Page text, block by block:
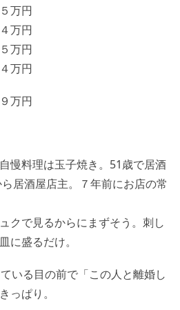
円
円
円
円
円
慢料理は玉子焼き。51歳で居酒
居酒屋店主。７年前にお店の常
クで見るからにまずそう。刺し
に盛るだけ。
いる目の前で「この人と離婚し
っぱり。